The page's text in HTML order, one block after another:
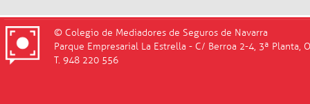
© Colegio de Mediadores de Seguros de Navarra
Parque Empresarial La Estrella - C/ Berroa 2-4, 3ª Planta,
T. 948 220 556